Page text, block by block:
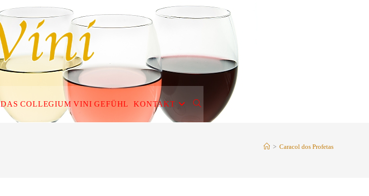
DAS COLLEGIUM VINI GEFÜHL KONTAKT WEBSITE-
> Caracol dos Profetas